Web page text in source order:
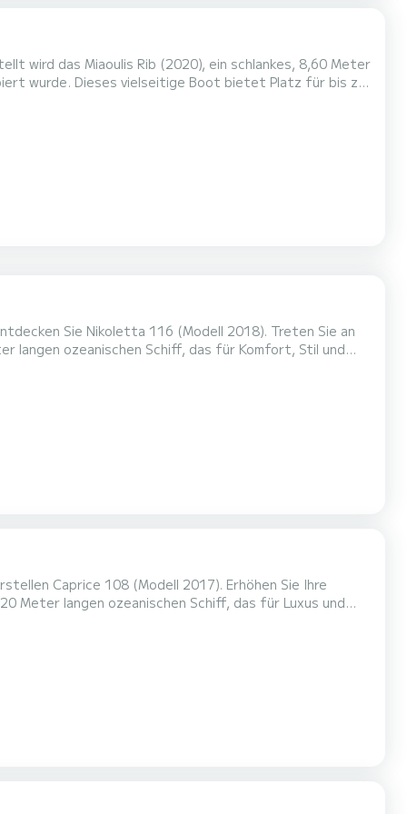
wurde. Dieses vielseitige Boot bietet Platz für bis zu
oder luxuriöse Ausflüge auf dem Wasser.
Sie Nikoletta 116 (Modell 2018). Treten Sie an
langen ozeanischen Schiff, das für Komfort, Stil und
Boot ideal für unvergessliche Familienausflüge,
Meter langen ozeanischen Schiff, das für Luxus und
dieses Boot Komfort für Familienausflüge,